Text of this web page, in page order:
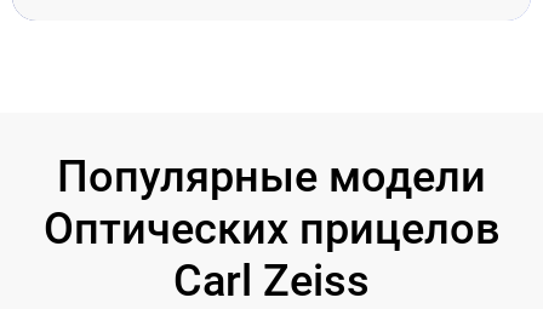
Популярные модели
Оптических прицелов
Carl Zeiss